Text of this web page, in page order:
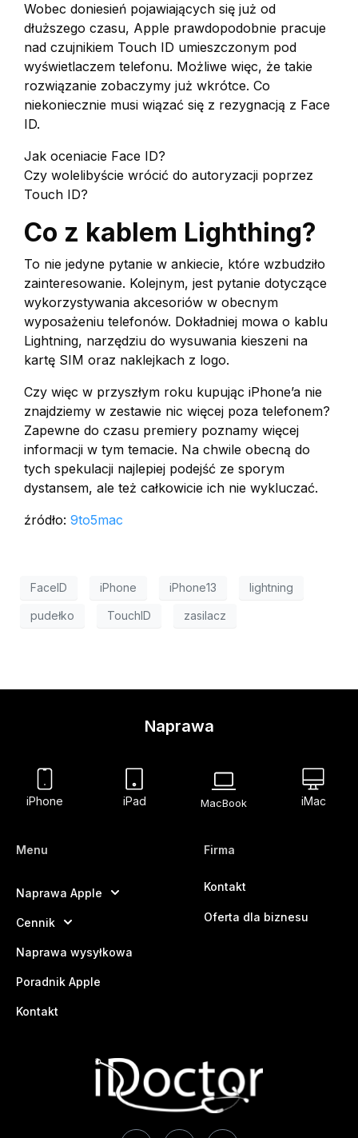
Wobec doniesień pojawiających się już od
dłuższego czasu, Apple prawdopodobnie pracuje
nad czujnikiem Touch ID umieszczonym pod
wyświetlaczem telefonu. Możliwe więc, że takie
rozwiązanie zobaczymy już wkrótce. Co
niekoniecznie musi wiązać się z rezygnacją z Face
ID.
Jak oceniacie Face ID?
Czy wolelibyście wrócić do autoryzacji poprzez
Touch ID?
Co z kablem Lighthing?
To nie jedyne pytanie w ankiecie, które wzbudziło
zainteresowanie. Kolejnym, jest pytanie dotyczące
wykorzystywania akcesoriów w obecnym
wyposażeniu telefonów. Dokładniej mowa o kablu
Lightning, narzędziu do wysuwania kieszeni na
kartę SIM oraz naklejkach z logo.
Czy więc w przyszłym roku kupując iPhone’a nie
znajdziemy w zestawie nic więcej poza telefonem?
Zapewne do czasu premiery poznamy więcej
informacji w tym temacie. Na chwile obecną do
tych spekulacji najlepiej podejść ze sporym
dystansem, ale też całkowicie ich nie wykluczać.
źródło: 9to5mac
FaceID iPhone iPhone13 lightning
pudełko TouchID zasilacz
Naprawa
iPhone iPad MacBook iMac
Menu
Naprawa Apple
Cennik
Naprawa wysyłkowa
Poradnik Apple
Kontakt
Firma
Kontakt
Oferta dla biznesu